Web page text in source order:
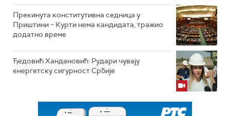
Прекинута конститутивна седница у
Приштини – Курти нема кандидата, тражио
додатно време
Ђедовић Хандановић: Рудари чувају
енергетску сигурност Србије